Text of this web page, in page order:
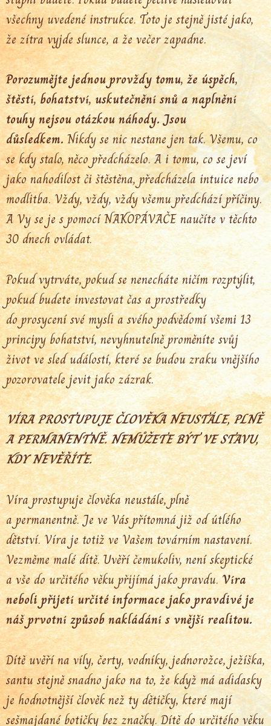
všechny uvedené instrukce. Toto je stejně jisté jako,
že zítra vyjde slunce, a že večer zapadne.
Porozumějte jednou provždy tomu, že úspěch,
štěstí, bohatství, uskutečnění snů a naplnění
touhy nejsou otázkou náhody. Jsou
důsledkem.Nikdy se nic nestane jen tak. Všemu, co
se kdy stalo, něco předcházelo. A i tomu, co se jeví
jako nahodilost či štěstěna, předcházela intuice nebo
modlitba. Vždy, vždy, vždy všemu předchází příčiny.
A Vy se je s pomocí NAKOPÁVAČE naučíte v těchto
30 dnech ovládat.
Pokud vytrváte, pokud se nenecháte ničím rozptýlit,
pokud budete investovat čas a prostředky
do prosycení své mysli a svého podvědomí všemi 13
principy bohatství, nevyhnutelně proměníte svůj
život ve sled událostí, které se budou zraku vnějšího
pozorovatele jevit jako zázrak.
VÍRA PROSTUPUJE ČLOVĚKA NEUSTÁLE, PLNĚ
A PERMANENTNĚ. NEMŮŽETE BÝT VE STAVU,
KDY NEVĚŘÍTE.
Víra prostupuje člověka neustále, plně
a permanentně. Je ve Vás přítomná již od útlého
dětství. Víra je totiž ve Vašem továrním nastavení.
Vezměme malé dítě. Uvěří čemukoliv, není skeptické
a vše do určitého věku přijímá jako pravdu.Víra
neboli přijetí určité informace jako pravdivé je
náš prvotní způsob nakládání s vnější realitou.
Dítě uvěří na víly, čerty, vodníky, jednorožce, ježíška,
santu stejně snadno jako na to, že když má adidasky
je hodnotnější člověk než ty dětičky, které mají
sešmajdané botičky bez značky. Dítě do určitého věku